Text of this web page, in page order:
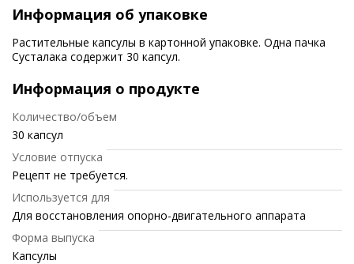
Информация об упаковке
Растительные капсулы в картонной упаковке. Одна пачка
Сусталака содержит 30 капсул.
Информация о продукте
Количество/объем
30 капсул
Условие отпуска
Рецепт не требуется.
Используется для
Для восстановления опорно-двигательного аппарата
Форма выпуска
Капсулы